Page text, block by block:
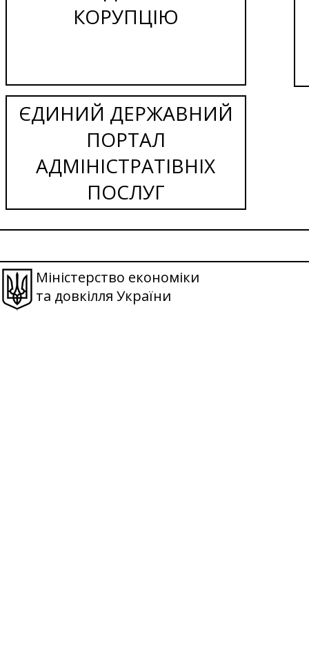
КОРУПЦІЮ
ЄДИНИЙ ДЕРЖАВНИЙ
ПОРТАЛ
АДМІНІСТРАТІВНІХ
ПОСЛУГ
Міністерство економіки
та довкілля України